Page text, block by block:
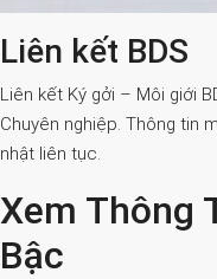
Liên kết BDS
Liên kết Ký gởi – Môi giới
Chuyên nghiệp. Thông tin
nhật liên tục.
Xem Thông
Bậc